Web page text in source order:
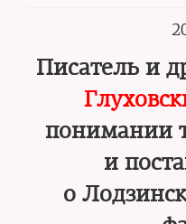
Писатель и
понимании
и
о